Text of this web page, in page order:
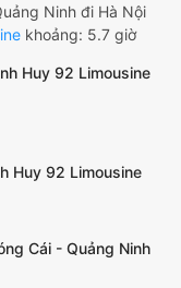
Ninh đi Hà Nội
khoảng: 5.7 giờ
Huy 92 Limousine
Huy 92 Limousine
Cái - Quảng Ninh